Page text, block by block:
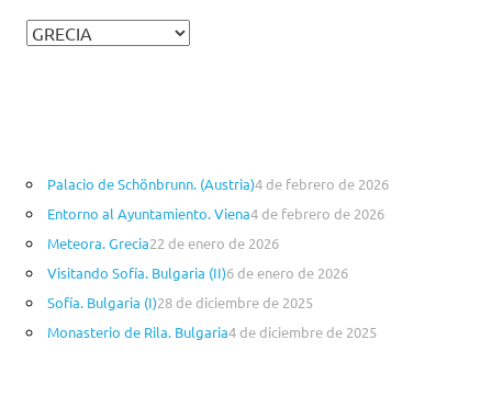
C
r
í
a
s
Palacio de Schönbrunn. (Austria)4 de febrero de 2026
Entorno al Ayuntamiento. Viena4 de febrero de 2026
Meteora. Grecia22 de enero de 2026
Visitando Sofía. Bulgaria (II)6 de enero de 2026
Sofía. Bulgaria (I)28 de diciembre de 2025
Monasterio de Rila. Bulgaria4 de diciembre de 2025